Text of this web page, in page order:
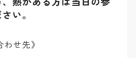
い。
わせ先》